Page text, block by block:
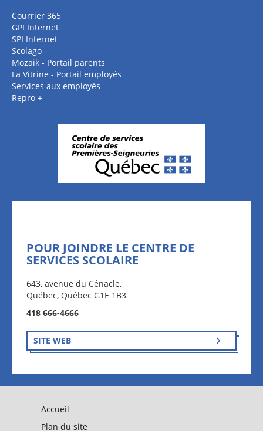
Courrier 365
GPI Internet
SPI Internet
Scolago
Mozaik - Portail parents
La Vitrine - Portail employés
Services aux employés
Repro +
POUR JOINDRE LE CENTRE DE
SERVICES SCOLAIRE
643, avenue du Cénacle,
Québec, Québec G1E 1B3
418 666-4666
SITE WEB
Accueil
Plan du site